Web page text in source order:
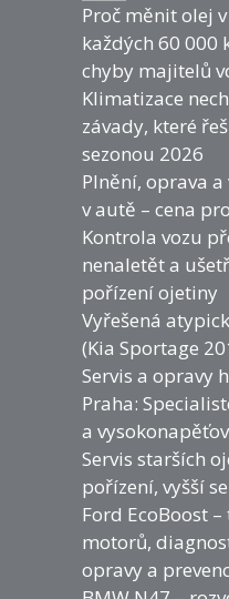
Proč měnit olej
každých 60 000
chyby majitelů
Klimatizace
závady, které
sezonou 2026
Plnění, oprava
v autě – cena
Kontrola vozu
nenaletět a
pořízení ojetiny
Vyřešená
(Kia Sportage
Servis a opravy
Praha:
a
Servis starších
pořízení, vyšší
Ford EcoBoost
motorů,
opravy a